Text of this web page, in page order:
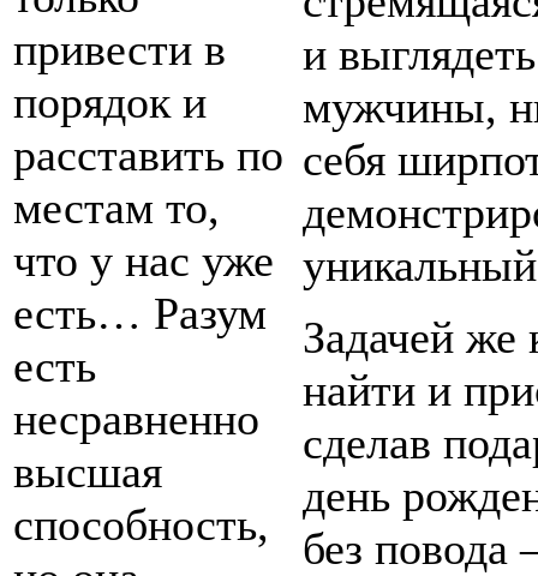
привести в
порядок и
расставить по
местам то,
что у нас уже
есть… Разум
есть
несравненно
высшая
способность,
и
мужчины,
себя
Задачей же
найти и
сделав
день
без повода